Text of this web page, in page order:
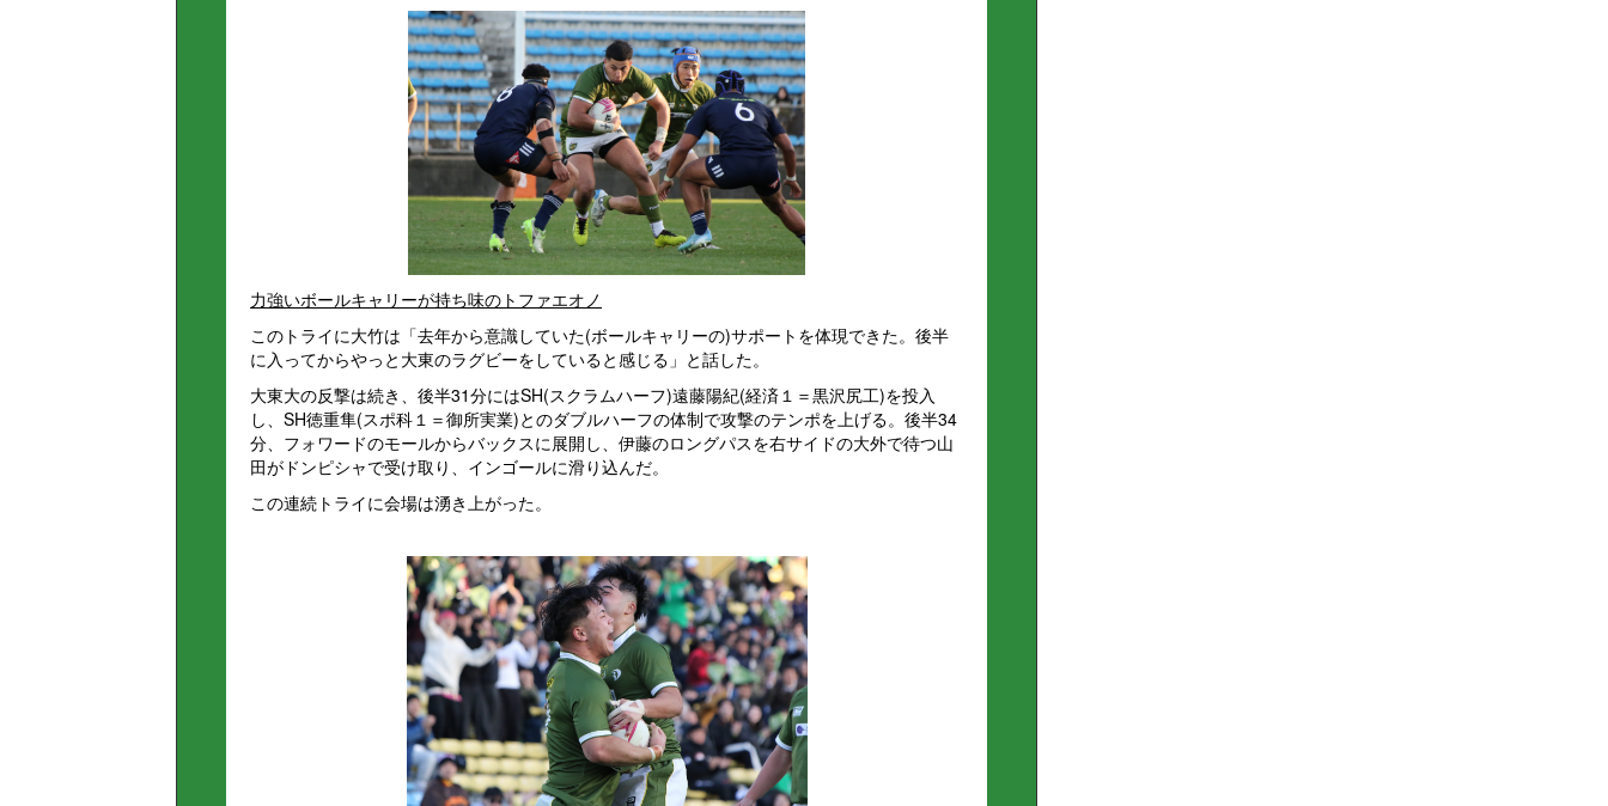
力強いボールキャリーが持ち味のトファエオノ
このトライに大竹は「去年から意識していた(ボールキャリーの)サポートを体現できた。後半
に入ってからやっと大東のラグビーをしていると感じる」と話した。
大東大の反撃は続き、後半31分にはSH(スクラムハーフ)遠藤陽紀(経済１＝黒沢尻工)を投入
し、SH徳重隼(スポ科１＝御所実業)とのダブルハーフの体制で攻撃のテンポを上げる。後半34
分、フォワードのモールからバックスに展開し、伊藤のロングパスを右サイドの大外で待つ山
田がドンピシャで受け取り、インゴールに滑り込んだ。
この連続トライに会場は湧き上がった。